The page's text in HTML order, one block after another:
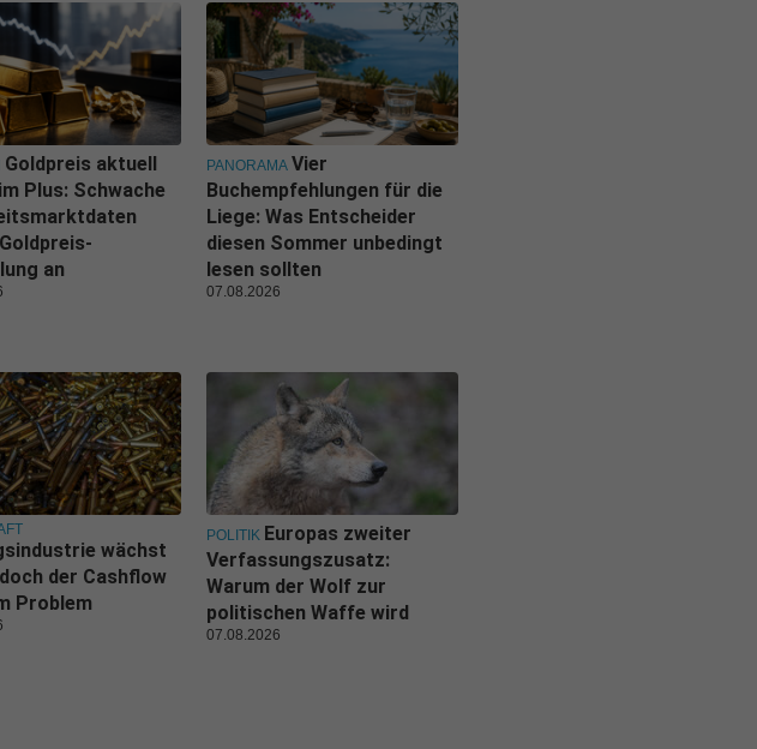
Goldpreis aktuell
Plus: Schwache
an
PANORAMA Vier
Buchempfehlungen für die
Liege: Was Entscheider
diesen Sommer unbedingt
lesen sollten
07.08.2026
wächst
der Cashflow
Problem
POLITIK Europas zweiter
Verfassungszusatz:
Warum der Wolf zur
politischen Waffe wird
07.08.2026